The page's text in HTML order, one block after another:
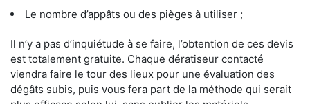
Le nombre d’appâts ou des pièges à utiliser ;
Il n’y a pas d’inquiétude à se faire, l’obtention de ces devis
est totalement gratuite. Chaque dératiseur contacté
viendra faire le tour des lieux pour une évaluation des
dégâts subis, puis vous fera part de la méthode qui serait